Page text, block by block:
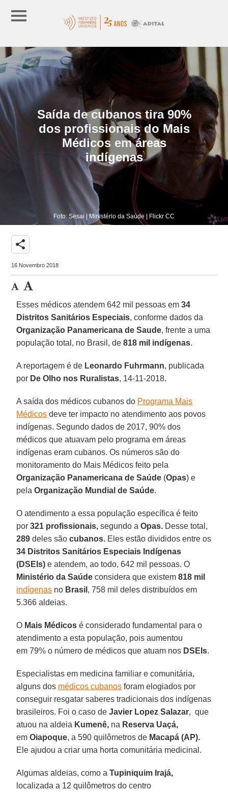
Saída de cubanos tira 90%
dos profissionais do Mais
Médicos em áreas
indígenas
Foto: Sesai | Ministério da Saúde | Flickr CC
share
16 Novembro 2018
Esses médicos atendem 642 mil pessoas em 34
Distritos Sanitários Especiais, conforme dados da
Organização Panamericana de Saude, frente a uma
população total, no Brasil, de818 mil indígenas.
A reportagem é de Leonardo Fuhrmann, publicada
por De Olho nos Ruralistas, 14-11-2018.
A saída dos médicos cubanos do Programa Mais
Médicos deve ter impacto no atendimento aos povos
indígenas. Segundo dados de 2017, 90% dos
médicos que atuavam pelo programa em áreas
indígenas eram cubanos. Os números são do
monitoramento do Mais Médicos feito pela
Organização Panamericana de Saúde (Opas) e
pelaOrganização Mundial de Saúde.
O atendimento a essa população específica é feito
por321 profissionais, segundo aOpas. Desse total,
289 deles sãocubanos. Eles estão divididos entre os
34 Distritos Sanitários Especiais Indígenas
(DSEIs) e atendem, ao todo, 642 mil pessoas. O
Ministério da Saúde considera que existem818 mil
indígenas no Brasil , 758 mil deles distribuídos em
5.366 aldeias.
O Mais Médicos é considerado fundamental para o
atendimento a esta população, pois aumentou
em 79% o número de médicos que atuam nos DSEIs.
Especialistas em medicina familiar e comunitária,
alguns dos médicos cubanos foram elogiados por
conseguir resgatar saberes tradicionais dos indígenas
brasileiros. Foi o caso deJavier Lopez Salazar, que
atuou na aldeia Kumenê, na Reserva Uaçá,
emOiapoque, a 590 quilômetros de Macapá (AP).
Ele ajudou a criar uma horta comunitária medicinal.
Algumas aldeias, como aTupiniquim Irajá,
localizada a 12 quilômetros do centro